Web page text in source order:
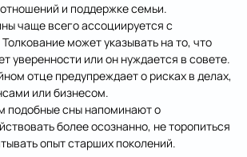
и поддержке семьи.
чаще всего ассоциируется с
может указывать на то, что
уверенности или он нуждается в совете.
отце предупреждает о рисках в делах,
или бизнесом.
подобные сны напоминают о
более осознанно, не торопиться
опыт старших поколений.